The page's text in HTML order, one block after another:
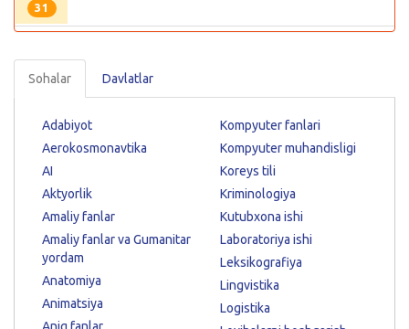
31
Sohalar Davlatlar
Adabiyot
Aerokosmonavtika
AI
Aktyorlik
Amaliy fanlar
Amaliy fanlar va Gumanitar
yordam
Anatomiya
Animatsiya
Kompyuter fanlari
Kompyuter muhandisligi
Koreys tili
Kriminologiya
Kutubxona ishi
Laboratoriya ishi
Leksikografiya
Lingvistika
Logistika